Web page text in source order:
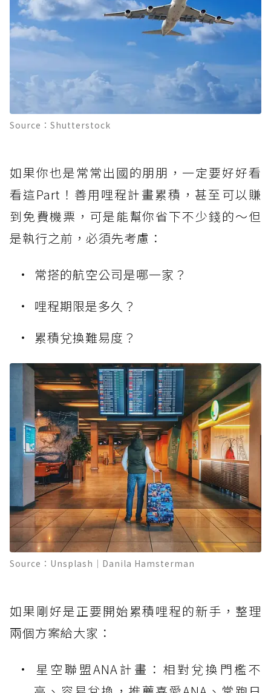
Source：Shutterstock
如果你也是常常出國的朋朋，一定要好好看
看這Part！善用哩程計畫累積，甚至可以賺
到免費機票，可是能幫你省下不少錢的～但
是執行之前，必須先考慮：
常搭的航空公司是哪一家？
哩程期限是多久？
累積兌換難易度？
Source：Unsplash｜Danila Hamsterman
如果剛好是正要開始累積哩程的新手，整理
兩個方案給大家：
星空聯盟ANA計畫：相對兌換門檻不